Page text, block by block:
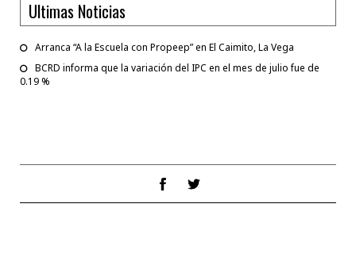
Ultimas Noticias
Arranca “A la Escuela con Propeep” en El Caimito, La Vega
BCRD informa que la variación del IPC en el mes de julio fue de
0.19 %